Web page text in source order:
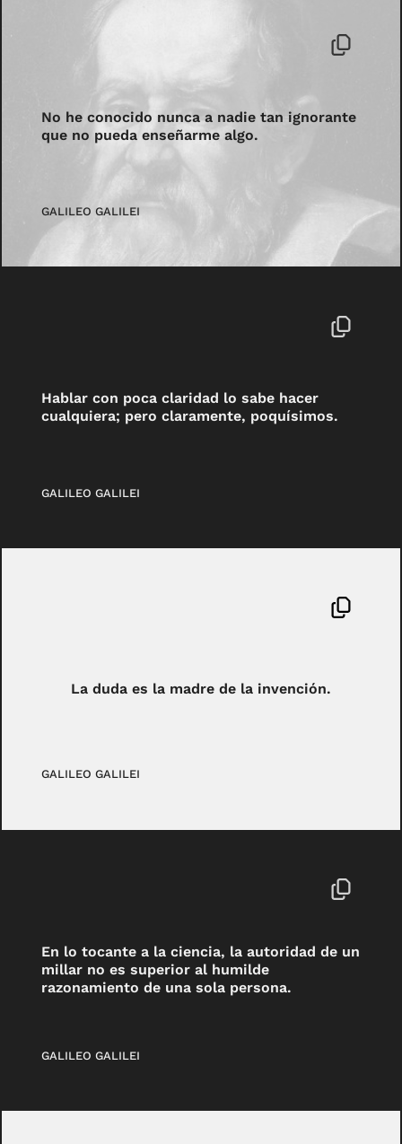
No he conocido nunca a nadie tan ignorante
que no pueda enseñarme algo.
GALILEO GALILEI
Hablar con poca claridad lo sabe hacer
cualquiera; pero claramente, poquísimos.
GALILEO GALILEI
La duda es la madre de la invención.
GALILEO GALILEI
En lo tocante a la ciencia, la autoridad de un
millar no es superior al humilde
razonamiento de una sola persona.
GALILEO GALILEI